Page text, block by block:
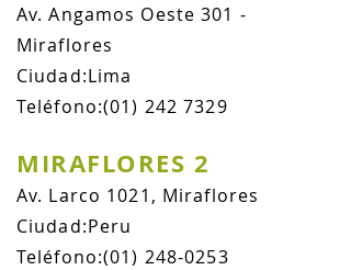
Av. Angamos Oeste 301 -
Miraflores
Ciudad:Lima
Teléfono:(01) 242 7329
MIRAFLORES 2
Av. Larco 1021, Miraflores
Ciudad:Peru
Teléfono:(01) 248-0253